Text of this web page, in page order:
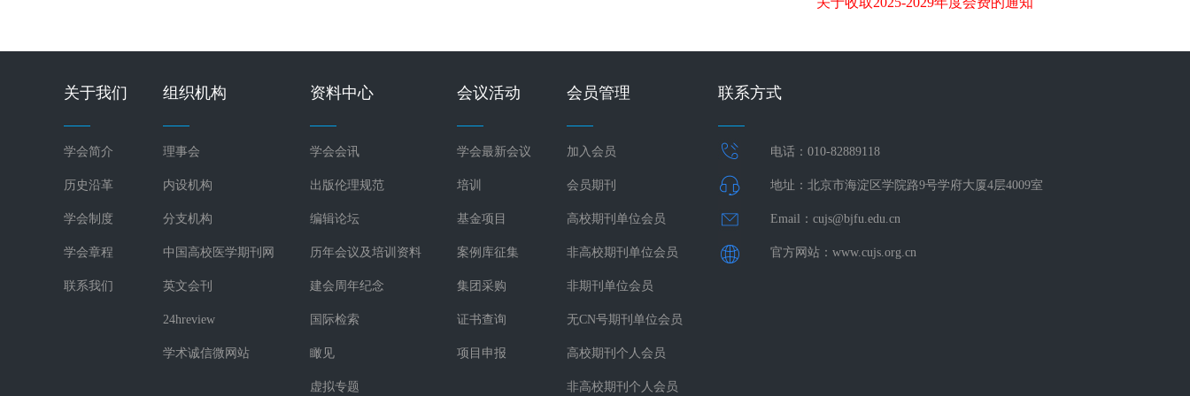
关于我们
学会简介
历史沿革
学会制度
学会章程
联系我们
组织机构
理事会
内设机构
分支机构
中国高校医学期刊网
英文会刊
24hreview
学术诚信微网站
资料中心
学会会讯
出版伦理规范
编辑论坛
历年会议及培训资料
建会周年纪念
国际检索
瞰见
虚拟专题
会议活动
学会最新会议
培训
基金项目
案例库征集
集团采购
证书查询
项目申报
会员管理
加入会员
会员期刊
高校期刊单位会员
非高校期刊单位会员
非期刊单位会员
无CN号期刊单位会员
高校期刊个人会员
非高校期刊个人会员
联系方式
电话：010-82889118
地址：北京市海淀区学院路9号学府大厦4层4009室
Email：cujs@bjfu.edu.cn
官方网站：www.cujs.org.cn